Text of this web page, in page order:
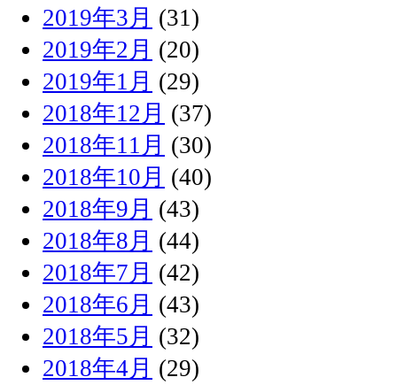
2019年3月 (31)
2019年2月 (20)
2019年1月 (29)
2018年12月 (37)
2018年11月 (30)
2018年10月 (40)
2018年9月 (43)
2018年8月 (44)
2018年7月 (42)
2018年6月 (43)
2018年5月 (32)
2018年4月 (29)